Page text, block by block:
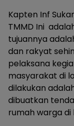
Kapten Inf
TMMD Ini
tujuannya
dan rakyat
pelaksana
masyarakat di
dilakukan
dibuatkan
rumah warga di